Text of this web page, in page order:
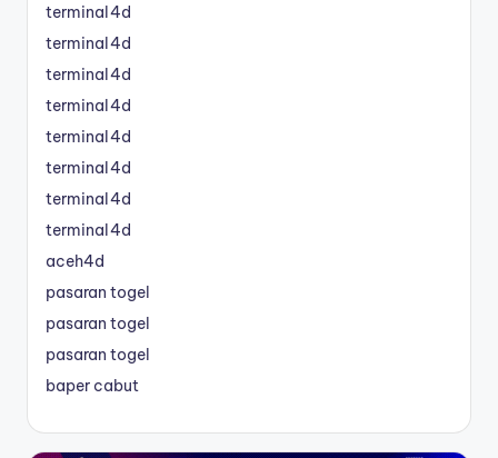
terminal4d
terminal4d
terminal4d
terminal4d
terminal4d
terminal4d
terminal4d
terminal4d
aceh4d
pasaran togel
pasaran togel
pasaran togel
baper cabut